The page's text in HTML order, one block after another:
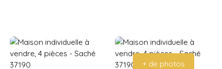
Estimation
+ de photos